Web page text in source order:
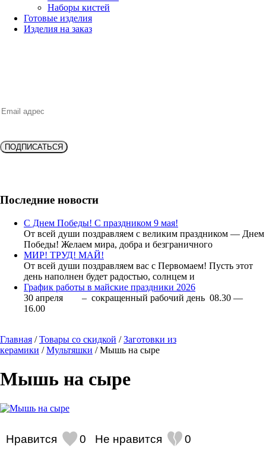
Наборы кистей
Готовые изделия
Изделия на заказ
ПОДПИСАТЬСЯ
Последние новости
С Днем Победы! С праздником 9 мая!
От всей души поздравляем с великим праздником — Днем
Победы! Желаем мира, добра и безграничного
МИР! ТРУД! МАЙ!
От всей души поздравляем вас с Первомаем! Пусть этот
день наполнен будет радостью, солнцем и
График работы в майские праздники 2026
30 апреля – сокращенный рабочий день 08.30 —
16.00
Главная /Товары со скидкой /Заготовки из
керамики /Мультяшки / Мышь на сыре
Мышь на сыре
Нравится 0 Не нравится 0